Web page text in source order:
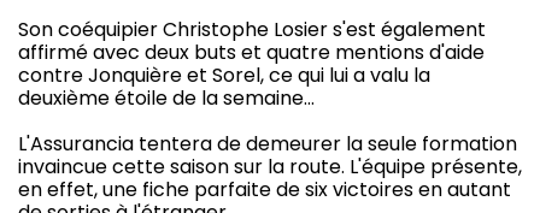
Son coéquipier Christophe Losier s'est également
affirmé avec deux buts et quatre mentions d'aide
contre Jonquière et Sorel, ce qui lui a valu la
deuxième étoile de la semaine…
L'Assurancia tentera de demeurer la seule formation
invaincue cette saison sur la route. L'équipe présente,
en effet, une fiche parfaite de six victoires en autant